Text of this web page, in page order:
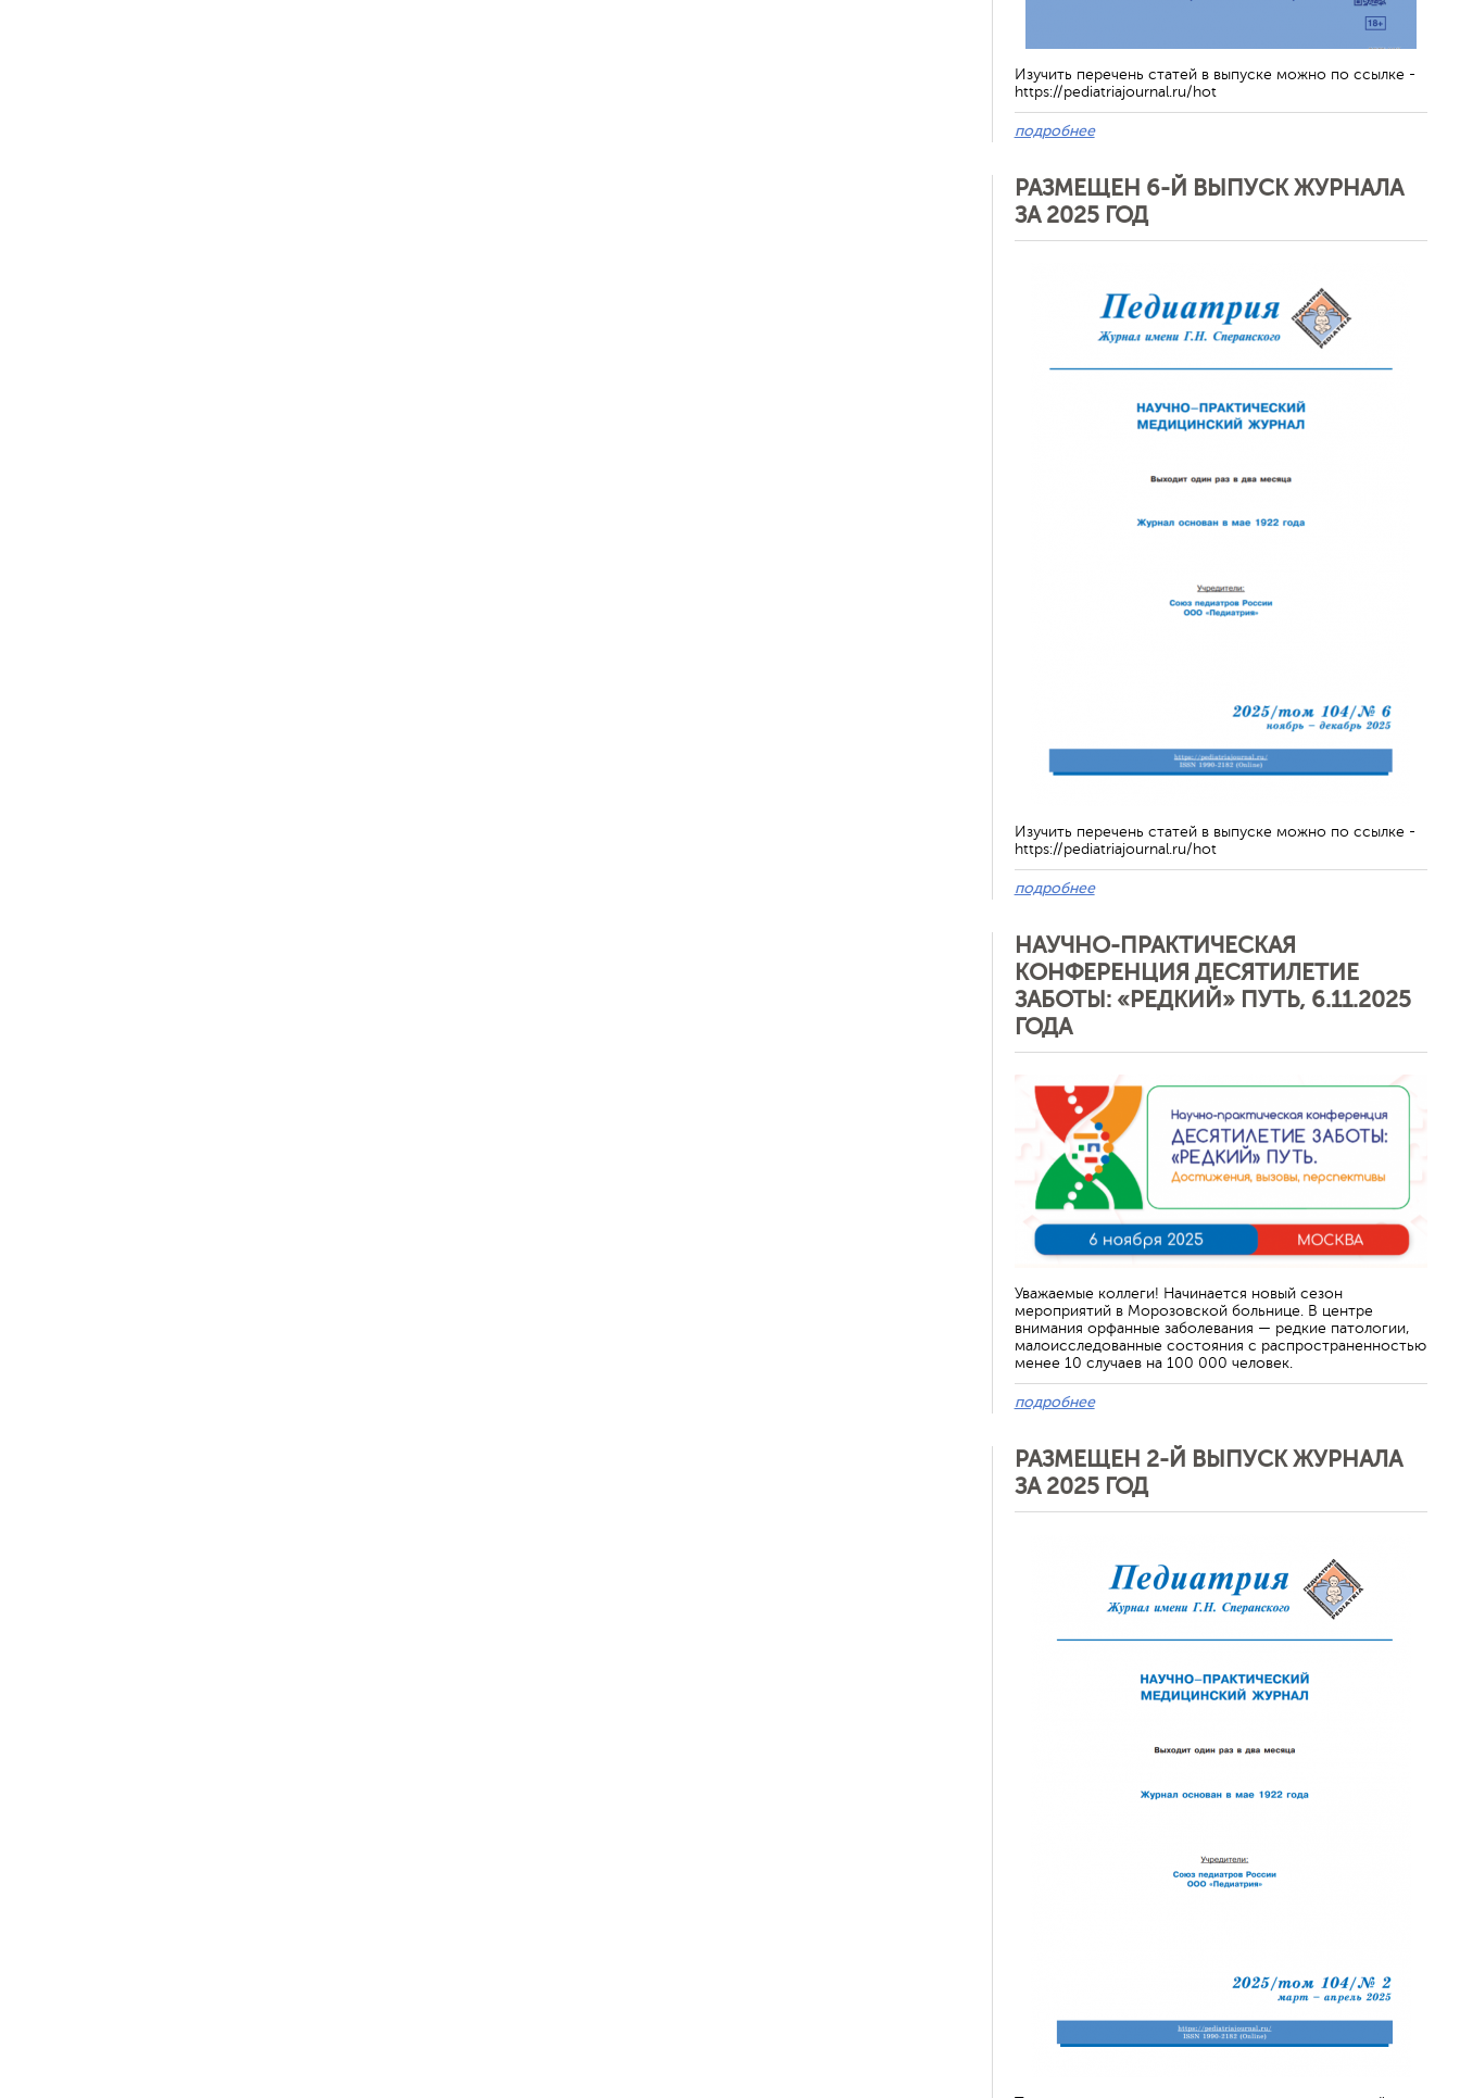
Изучить перечень статей в выпуске можно по ссылке -
https://pediatriajournal.ru/hot
подробнее
РАЗМЕЩЕН 6-Й ВЫПУСК ЖУРНАЛА
ЗА 2025 ГОД
Изучить перечень статей в выпуске можно по ссылке -
https://pediatriajournal.ru/hot
подробнее
НАУЧНО-ПРАКТИЧЕСКАЯ
КОНФЕРЕНЦИЯ ДЕСЯТИЛЕТИЕ
ЗАБОТЫ: «РЕДКИЙ» ПУТЬ, 6.11.2025
ГОДА
Уважаемые коллеги! Начинается новый сезон
мероприятий в Морозовской больнице. В центре
внимания орфанные заболевания — редкие патологии,
малоисследованные состояния с распространенностью
менее 10 случаев на 100 000 человек.
подробнее
РАЗМЕЩЕН 2-Й ВЫПУСК ЖУРНАЛА
ЗА 2025 ГОД
Отменить